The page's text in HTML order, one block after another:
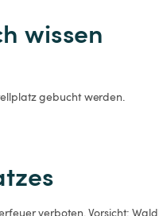
wissen
gebucht werden.
verboten. Vorsicht: